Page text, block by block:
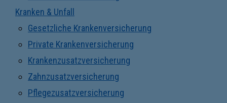
Kranken & Unfall
Gesetzliche Krankenversicherung
Private Krankenversicherung
Krankenzusatzversicherung
Zahnzusatzversicherung
Pflegezusatzversicherung